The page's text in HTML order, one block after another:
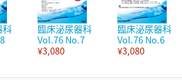
科
臨床泌尿器科
Vol.76 No.7
¥3,080
臨床泌尿器科
Vol.76 No.6
¥3,080